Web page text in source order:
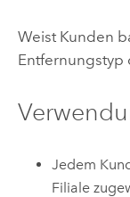
Weist Kunden
Entfernungstyp
Jedem
Filiale